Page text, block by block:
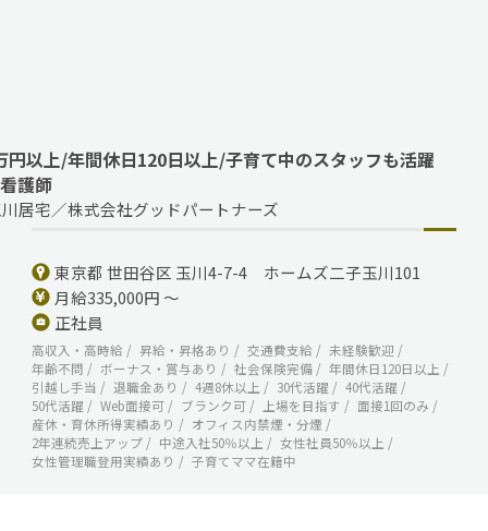
円以上/年間休日120日以上/子育て中のスタッフも活躍
護師
居宅／株式会社グッドパートナーズ
東京都 世田谷区 玉川4-7-4 ホームズ二子玉川101
月給335,000円 ～
正社員
高収入・高時給 昇給・昇格あり 交通費支給
未経験歓迎
年齢不問
ボーナス・賞与あり 社会保険完備
年間休日120日以上
引越し手当
退職金あり 4週8休以上 30代活躍
40代活躍
50代活躍
Web面接可 ブランク可 上場を目指す
面接1回のみ
産休・育休所得実績あり
オフィス内禁煙・分煙
2年連続売上アップ
中途入社50％以上
女性社員50％以上
女性管理職登用実績あり
子育てママ在籍中